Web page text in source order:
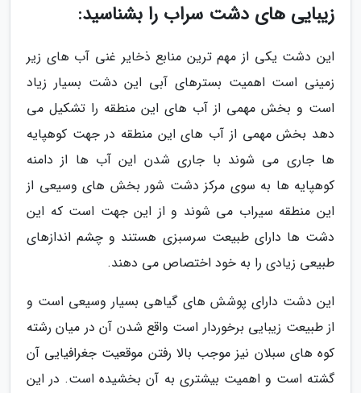
زیبایی های دشت سراب را بشناسید:
این دشت یکی از مهم ترین منابع ذخایر غنی آب های زیر
زمینی است اهمیت بسترهای آبی این دشت بسیار زیاد
است و بخش مهمی از آب های این منطقه را تشکیل می
دهد بخش مهمی از آب های این منطقه در جهت کوهپایه
ها جاری می شوند با جاری شدن این آب ها از دامنه
کوهپایه ها به سوی مرکز دشت شور بخش های وسیعی از
این منطقه سیراب می شوند و از این جهت است که این
دشت ها دارای طبیعت سرسبزی هستند و چشم اندازهای
طبیعی زیادی را به خود اختصاص می دهند.
این دشت دارای پوشش های گیاهی بسیار وسیعی است و
از طبیعت زیبایی برخوردار است واقع شدن آن در میان رشته
کوه های سبلان نیز موجب بالا رفتن موقعیت جغرافیایی آن
گشته است و اهمیت بیشتری به آن بخشیده است. در این